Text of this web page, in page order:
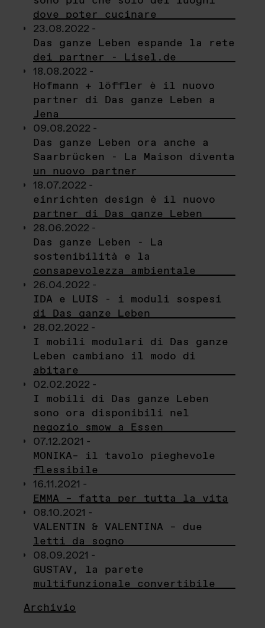
dove poter cucinare
23.08.2022 -
Das ganze Leben espande la rete
dei partner - Lisel.de
18.08.2022 -
Hofmann + löffler è il nuovo
partner di Das ganze Leben a
Jena
09.08.2022 -
Das ganze Leben ora anche a
Saarbrücken - La Maison diventa
un nuovo partner
18.07.2022 -
einrichten design è il nuovo
partner di Das ganze Leben
28.06.2022 -
Das ganze Leben - La
sostenibilità e la
consapevolezza ambientale
26.04.2022 -
IDA e LUIS - i moduli sospesi
di Das ganze Leben
28.02.2022 -
I mobili modulari di Das ganze
Leben cambiano il modo di
abitare
02.02.2022 -
I mobili di Das ganze Leben
sono ora disponibili nel
negozio smow a Essen
07.12.2021 -
MONIKA– il tavolo pieghevole
flessibile
16.11.2021 -
EMMA – fatta per tutta la vita
08.10.2021 -
VALENTIN & VALENTINA – due
letti da sogno
08.09.2021 -
GUSTAV, la parete
multifunzionale convertibile
Archivio